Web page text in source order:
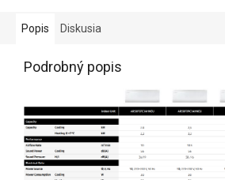
Popis Diskusia
Podrobný popis